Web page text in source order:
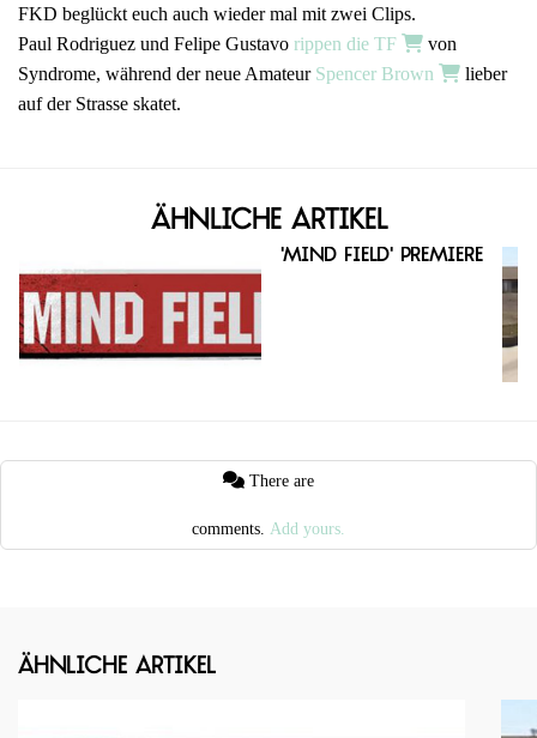
FKD beglückt euch auch wieder mal mit zwei Clips.
Paul Rodriguez und Felipe Gustavo rippen die TF
von
Syndrome, während der neue Amateur Spencer Brown
lieber
auf der Strasse skatet.
Ähnliche Artikel
'Mind Field' Premiere
comments. Add yours.
Ähnliche Artikel